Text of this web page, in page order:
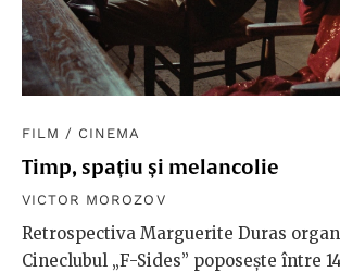
FILM / CINEMA
Timp, spațiu și melancolie
VICTOR MOROZOV
Retrospectiva Marguerite Duras
Cineclubul „F-Sides” poposește între